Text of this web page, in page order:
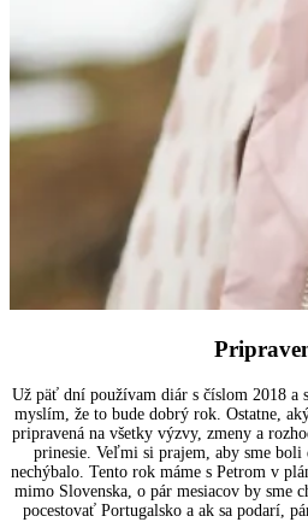
Už päť dní používam diár s číslom 2018 a
myslím, že to bude dobrý rok. Ostatne,
pripravená na všetky výzvy, zmeny a
prinesie. Veľmi si prajem, aby sme boli
nechýbalo. Tento rok máme s Petrom v
mimo Slovenska, o pár mesiacov by sme
pocestovať Portugalsko a ak sa podarí,